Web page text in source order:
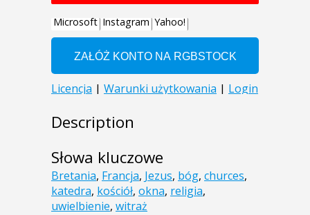
Description
Słowa kluczowe
Bretania, Francja, Jezus, bóg, churces,
katedra, kościół, okna, religia,
uwielbienie, witraż